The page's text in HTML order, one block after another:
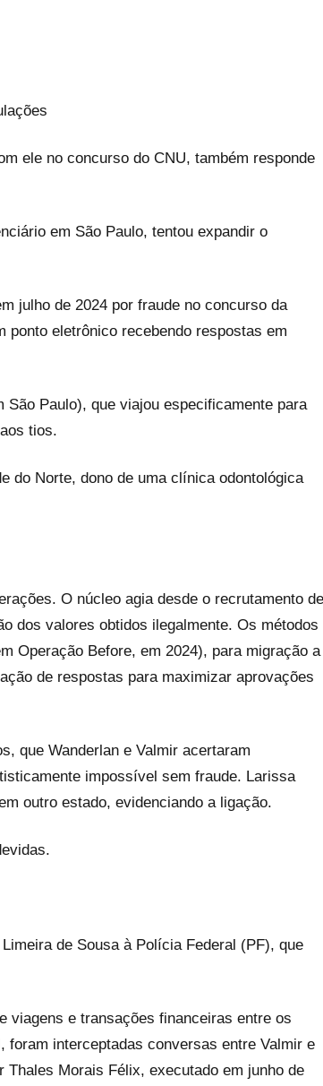
ele no concurso do CNU, também responde
em São Paulo, tentou expandir o
julho de 2024 por fraude no concurso da
ponto eletrônico recebendo respostas em
Paulo), que viajou especificamente para
tios.
do Norte, dono de uma clínica odontológica
O núcleo agia desde o recrutamento de
dos valores obtidos ilegalmente. Os métodos
Operação Before, em 2024), para migração a
de respostas para maximizar aprovações
que Wanderlan e Valmir acertaram
impossível sem fraude. Larissa
outro estado, evidenciando a ligação.
de Sousa à Polícia Federal (PF), que
viagens e transações financeiras entre os
interceptadas conversas entre Valmir e
Morais Félix, executado em junho de